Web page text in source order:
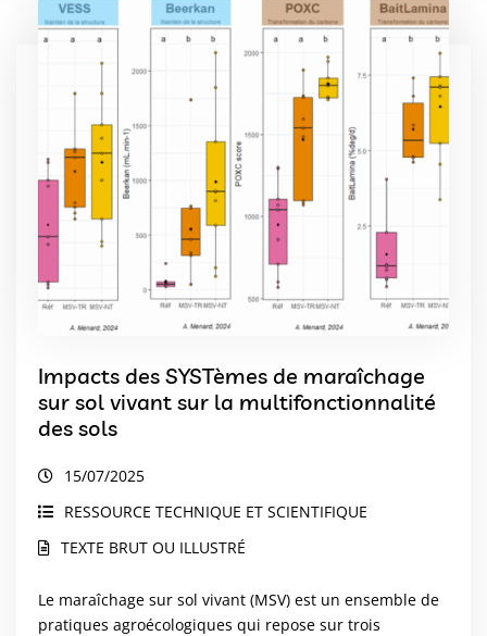
Impacts des SYSTèmes de maraîchage
sur sol vivant sur la multifonctionnalité
des sols
15/07/2025
RESSOURCE TECHNIQUE ET SCIENTIFIQUE
TEXTE BRUT OU ILLUSTRÉ
Le maraîchage sur sol vivant (MSV) est un ensemble de
pratiques agroécologiques qui repose sur trois